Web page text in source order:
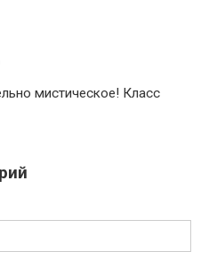
мистическое! Класс